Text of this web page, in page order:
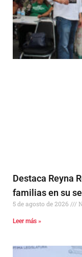
Destaca Reyna
familias en su
5 de agosto de 2026
Leer más »